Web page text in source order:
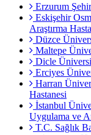
Erzurum
Eskişehir
Araştırma
Düzce
Maltepe
Dicle
Erciyes
Harran
Hastanesi
İstanbul
Uygulama ve
T.C. Sağlık